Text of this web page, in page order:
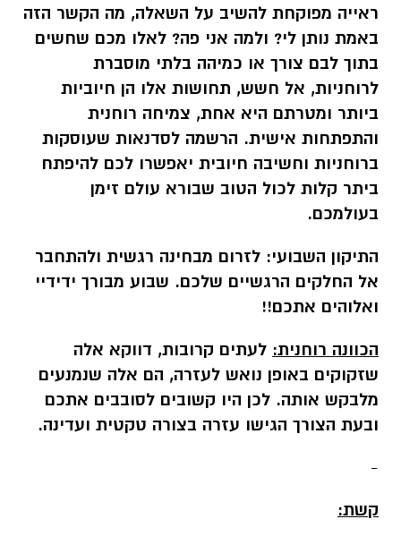
ראייה מפוקחת להשיב על השאלה, מה הקשר הזה
באמת נותן לי? ולמה אני פה? לאלו מכם שחשים
בתוך לבם צורך או כמיהה בלתי מוסברת
לרוחניות, אל חשש, תחושות אלו הן חיוביות
ביותר ומטרתם היא אחת, צמיחה רוחנית
והתפתחות אישית. הרשמה לסדנאות שעוסקות
ברוחניות וחשיבה חיובית יאפשרו לכם להיפתח
ביתר קלות לכול הטוב שבורא עולם זימן
בעולמכם.
התיקון השבועי: לזרום מבחינה רגשית ולהתחבר
אל החלקים הרגשיים שלכם. שבוע מבורך ידידיי
ואלוהים אתכם!!
הכוונה רוחנית: לעתים קרובות, דווקא אלה
שזקוקים באופן נואש לעזרה, הם אלה שנמנעים
מלבקש אותה. לכן היו קשובים לסובבים אתכם
ובעת הצורך הגישו עזרה בצורה טקטית ועדינה.
-
קשת: